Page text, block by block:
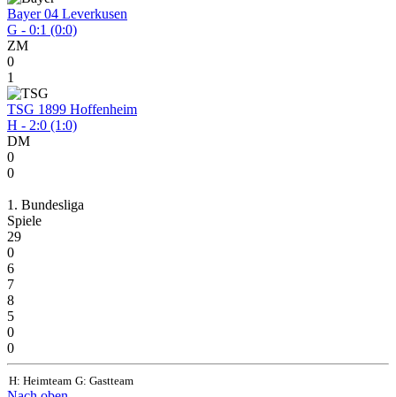
Bayer 04 Leverkusen
G - 0:1 (0:0)
ZM
0
1
TSG 1899 Hoffenheim
H - 2:0 (1:0)
DM
0
0
1. Bundesliga
Spiele
29
0
6
7
8
5
0
0
H: Heimteam G: Gastteam